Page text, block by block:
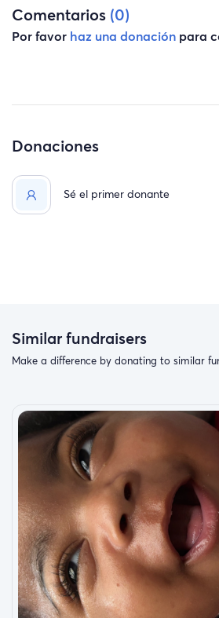
Comentarios (0)
Por favor haz una donación para
Donaciones
Sé el primer donante
Similar fundraisers
Make a difference by donating to similar